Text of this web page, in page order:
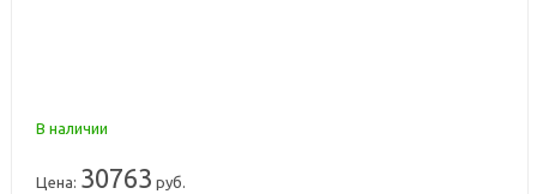
В наличии
Цена: 30763 руб.